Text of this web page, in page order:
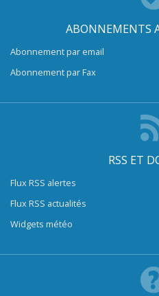
ABONNEMENTS
Abonnement par email
Abonnement par Fax
RSS ET
Flux RSS alertes
Flux RSS actualités
Widgets météo